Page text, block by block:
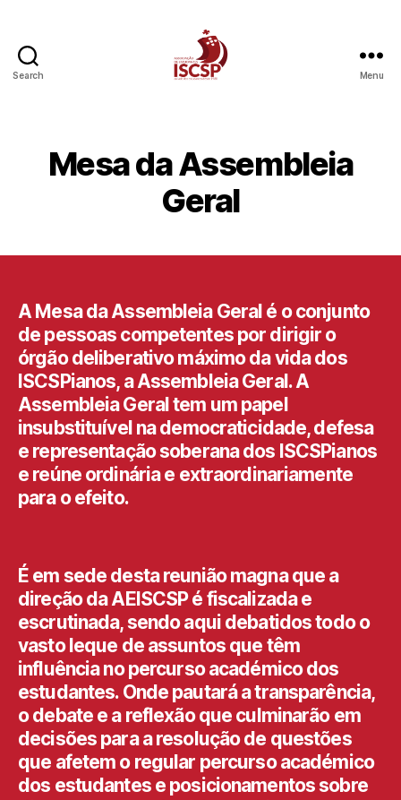
Search Menu
Mesa da Assembleia
Geral
A Mesa da Assembleia Geral é o conjunto
de pessoas competentes por dirigir o
órgão deliberativo máximo da vida dos
ISCSPianos, a Assembleia Geral. A
Assembleia Geral tem um papel
insubstituível na democraticidade, defesa
e representação soberana dos ISCSPianos
e reúne ordinária e extraordinariamente
para o efeito.
É em sede desta reunião magna que a
direção da AEISCSP é fiscalizada e
escrutinada, sendo aqui debatidos todo o
vasto leque de assuntos que têm
influência no percurso académico dos
estudantes. Onde pautará a transparência,
o debate e a reflexão que culminarão em
decisões para a resolução de questões
que afetem o regular percurso académico
dos estudantes e posicionamentos sobre